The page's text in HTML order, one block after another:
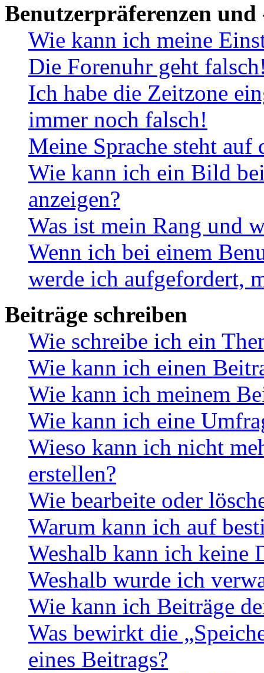
Benutzerpräferenzen und
Wie kann ich meine
Die Forenuhr geht
Ich habe die Zeitzone
immer noch falsch!
Meine Sprache steht
Wie kann ich ein Bild
anzeigen?
Was ist mein Rang und
Wenn ich bei einem
werde ich aufgefordert,
Beiträge schreiben
Wie schreibe ich ein
Wie kann ich einen
Wie kann ich meinem
Wie kann ich eine
Wieso kann ich nicht
erstellen?
Wie bearbeite oder
Warum kann ich auf
Weshalb kann ich keine
Weshalb wurde ich
Wie kann ich Beiträge
Was bewirkt die
eines Beitrags?